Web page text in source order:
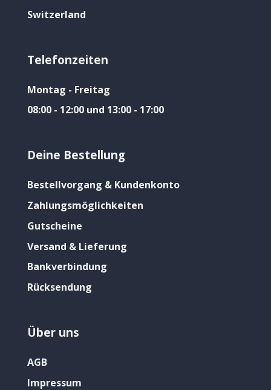
Switzerland
Telefonzeiten
Montag - Freitag
08:00 - 12:00 und 13:00 - 17:00
Deine Bestellung
Bestellvorgang & Kundenkonto
Zahlungsmöglichkeiten
Gutscheine
Versand & Lieferung
Bankverbindung
Rücksendung
Über uns
AGB
Impressum